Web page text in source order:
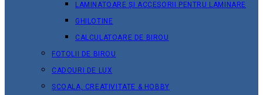
LAMINATOARE ȘI ACCESORII PENTRU LAMINARE
GHILOTINE
CALCULATOARE DE BIROU
FOTOLII DE BIROU
CADOURI DE LUX
ȘCOALA, CREATIVITATE & HOBBY